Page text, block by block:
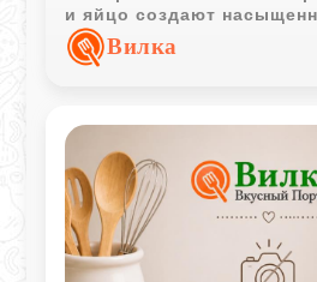
и яйцо создают
который напоминает о
домашней кухне.
Вилка